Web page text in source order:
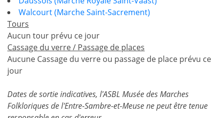
Walcourt (Marche Saint-Sacrement)
Tours
Aucun tour prévu ce jour
Cassage du verre / Passage de places
Aucune Cassage du verre ou passage de place prévu ce
jour
Dates de sortie indicatives, l'ASBL Musée des Marches
Folkloriques de l'Entre-Sambre-et-Meuse ne peut être tenue